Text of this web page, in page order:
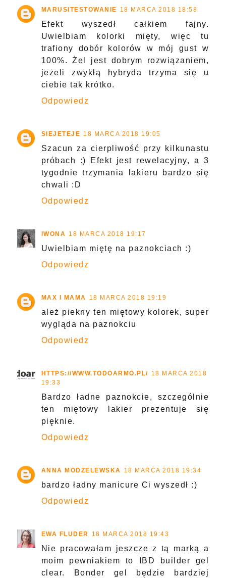
MARUSITESTOWANIE 18 MARCA 2018 18:58
Efekt wyszedł całkiem fajny.
Uwielbiam kolorki mięty, więc tu
trafiony dobór kolorów w mój gust w
100%. Żel jest dobrym rozwiązaniem,
jeżeli zwykłą hybryda trzyma się u
ciebie tak krótko.
Odpowiedz
SIEJETEJE 18 MARCA 2018 19:05
Szacun za cierpliwość przy kilkunastu
próbach :) Efekt jest rewelacyjny, a 3
tygodnie trzymania lakieru bardzo się
chwali :D
Odpowiedz
IWONA 18 MARCA 2018 19:17
Uwielbiam miętę na paznokciach :)
Odpowiedz
MAX I MAMA 18 MARCA 2018 19:19
ależ piekny ten miętowy kolorek, super
wygląda na paznokciu
Odpowiedz
HTTPS://WWW.TODOARMO.PL/ 18 MARCA 2018
19:33
Bardzo ładne paznokcie, szczególnie
ten miętowy lakier prezentuje się
pięknie.
Odpowiedz
ANNA MODZELEWSKA 18 MARCA 2018 19:34
bardzo ładny manicure Ci wyszedł :)
Odpowiedz
EWA FLUDER 18 MARCA 2018 19:43
Nie pracowałam jeszcze z tą marką a
moim pewniakiem to IBD builder gel
clear. Bonder gel będzie bardziej